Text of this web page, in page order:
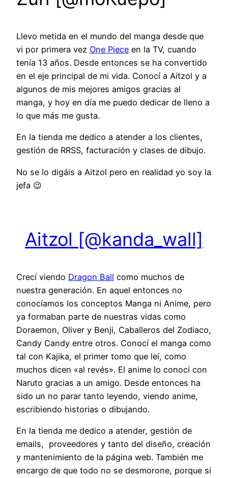
Llevo metida en el mundo del manga desde que
vi por primera vez One Piece en la TV, cuando
tenía 13 años. Desde entonces se ha convertido
en el eje principal de mi vida. Conocí a Aitzol y a
algunos de mis mejores amigos gracias al
manga, y hoy en día me puedo dedicar de lleno a
lo que más me gusta.
En la tienda me dedico a atender a los clientes,
gestión de RRSS, facturación y clases de dibujo.
No se lo digáis a Aitzol pero en realidad yo soy la
jefa 😉
Aitzol [@kanda_wall]
Crecí viendo Dragon Ball como muchos de
nuestra generación. En aquel entonces no
conocíamos los conceptos Manga ni Anime, pero
ya formaban parte de nuestras vidas como
Doraemon, Oliver y Benji, Caballeros del Zodiaco,
Candy Candy entre otros. Conocí el manga como
tal con Kajika, el primer tomo que leí, como
muchos dicen «al revés». El anime lo conocí con
Naruto gracias a un amigo. Desde entonces ha
sido un no parar tanto leyendo, viendo anime,
escribiendo historias o dibujando.
En la tienda me dedico a atender, gestión de
emails, proveedores y tanto del diseño, creación
y mantenimiento de la página web. También me
encargo de que todo no se desmorone, porque si